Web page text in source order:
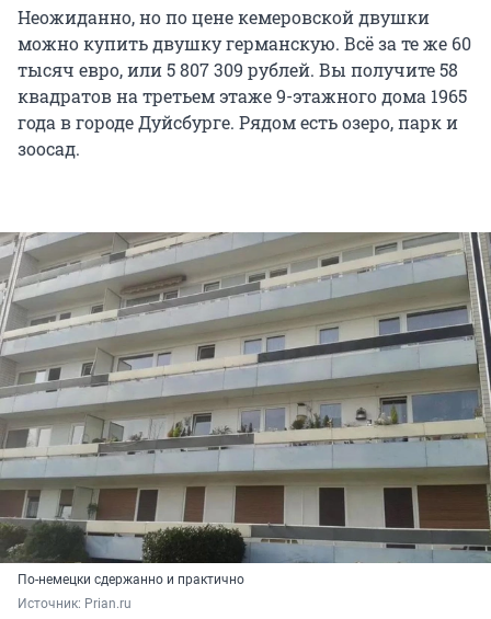
Неожиданно, но по цене кемеровской двушки
можно купить двушку германскую. Всё за те же 60
тысяч евро, или 5 807 309 рублей. Вы получите 58
квадратов на третьем этаже 9-этажного дома 1965
года в городе Дуйсбурге. Рядом есть озеро, парк и
зоосад.
По-немецки сдержанно и практично
Источник: Prian.ru